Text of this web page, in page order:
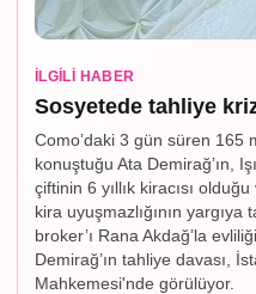
İLGILI HABER
Sosyetede tahliye
Como’daki 3 gün süren 165
konuştuğu Ata Demirağ’ın,
çiftinin 6 yıllık kiracısı
kira uyuşmazlığının yargıya
broker’ı Rana Akdağ’la
Demirağ’ın tahliye davası,
Mahkemesi'nde görülüyor.